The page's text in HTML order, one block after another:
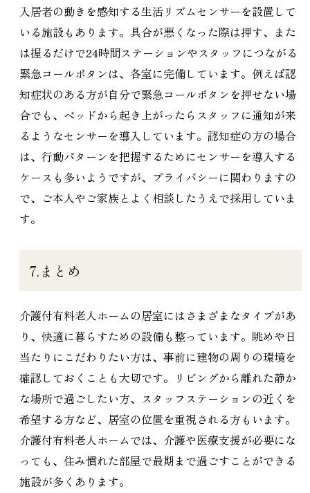
入居者の動きを感知する生活リズムセンサーを設置して
いる施設もあります。具合が悪くなった際は押す、また
は握るだけで24時間ステーションやスタッフにつながる
緊急コールボタンは、各室に完備しています。例えば認
知症状のある方が自分で緊急コールボタンを押せない場
合でも、ベッドから起き上がったらスタッフに通知が来
るようなセンサーを導入しています。認知症の方の場合
は、行動パターンを把握するためにセンサーを導入する
ケースも多いようですが、プライバシーに関わりますの
で、ご本人やご家族とよく相談したうえで採用していま
す。
7.まとめ
介護付有料老人ホームの居室にはさまざまなタイプがあ
り、快適に暮らすための設備も整っています。眺めや日
当たりにこだわりたい方は、事前に建物の周りの環境を
確認しておくことも大切です。リビングから離れた静か
な場所で過ごしたい方、スタッフステーションの近くを
希望する方など、居室の位置を重視される方もいます。
介護付有料老人ホームでは、介護や医療支援が必要にな
っても、住み慣れた部屋で最期まで過ごすことができる
施設が多くあります。